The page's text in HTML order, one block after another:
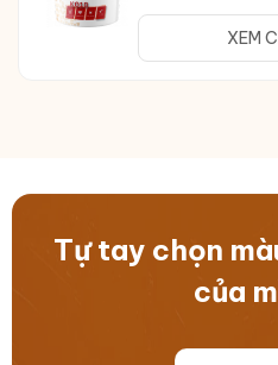
XEM
Tự tay chọn
của